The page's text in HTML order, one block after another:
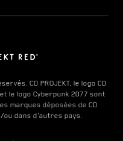
CD PROJEKT, le logo CD
le logo Cyberpunk 2077 sont
marques déposées de CD
ou dans d'autres pays.